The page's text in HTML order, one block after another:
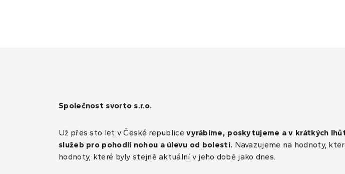
Společnost svorto s.r.o.
Už přes sto let v České republicevyrábíme, poskytujeme a v krátkých
služeb pro pohodlí nohou a úlevu od bolesti. Navazujeme na hodnoty,
hodnoty, které byly stejně aktuální v jeho době jako dnes.